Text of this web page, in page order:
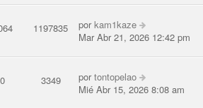
1197835 porkam1kaze
Mar Abr 21, 2026 12:42 pm
0 3349 portontopelao
Mié Abr 15, 2026 8:08 am